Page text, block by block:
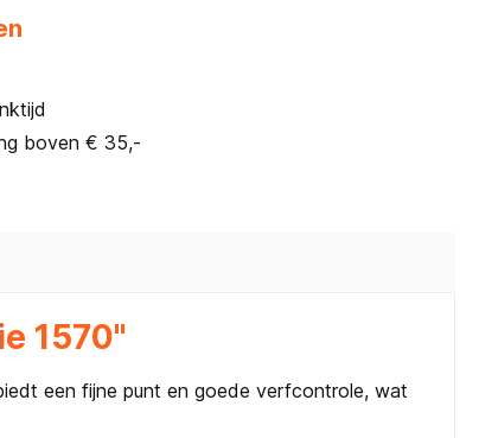
boven € 35,-
1570"
een fijne punt en goede verfcontrole, wat